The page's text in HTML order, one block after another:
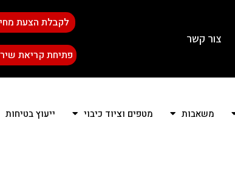
צור קשר
לקבלת הצעת
פתיחת קריאת
משאבות מטפים וציוד כיבוי ייעוץ בטיחות